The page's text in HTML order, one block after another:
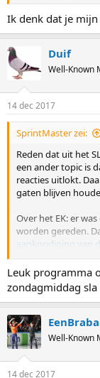
Ik denk dat je
Duif
Well-Known
14 dec 2017
SprintMaster zei:
Reden dat uit het
een ander topic is
reacties uitlokt.
gaten blijven
Over het EK: er
worden gereden.
aankondiging van
Programma:
Vrijdag vanaf 16:30:
500m dames/heren
Zaterdag vanaf
1000m dames/heren
3000m dames/
Leuk programma
zondagmiddag
Well-Known
14 dec 2017